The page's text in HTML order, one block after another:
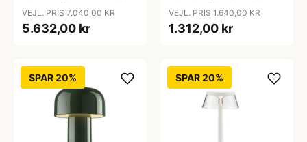
VEJL. PRIS 7.040,00 KR
5.632,00 kr
VEJL. PRIS 1.640,00 KR
1.312,00 kr
SPAR 20% SPAR 20%